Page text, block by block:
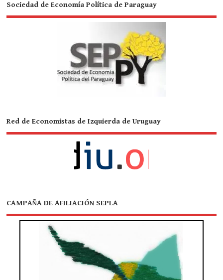
Sociedad de Economía Política de Paraguay
Red de Economistas de Izquierda de Uruguay
CAMPAÑA DE AFILIACIÓN SEPLA